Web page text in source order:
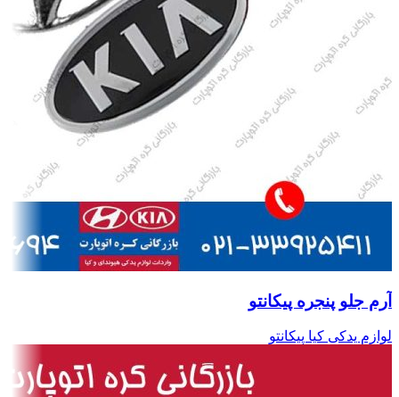
آرم جلو پنجره پیکانتو
لوازم یدکی کیا پیکانتو